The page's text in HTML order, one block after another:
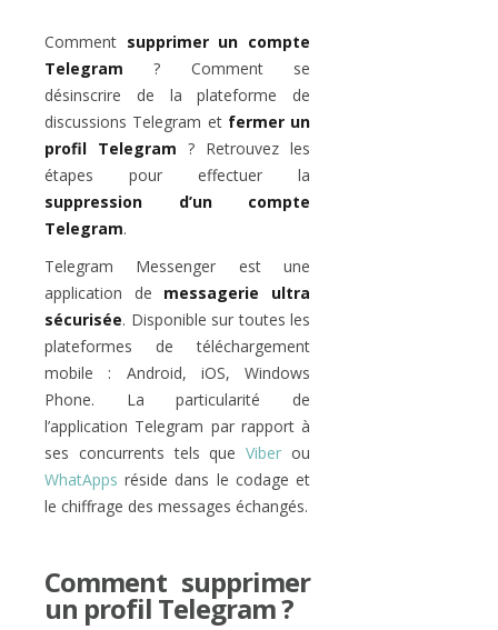
Comment supprimer un compte
Telegram ? Comment se
désinscrire de la plateforme de
discussions Telegram et fermer un
profil Telegram ? Retrouvez les
étapes pour effectuer la
suppression d’un compte
Telegram.
Telegram Messenger est une
application de messagerie ultra
sécurisée. Disponible sur toutes les
plateformes de téléchargement
mobile : Android, iOS, Windows
Phone. La particularité de
l’application Telegram par rapport à
ses concurrents tels queViber ou
WhatApps réside dans le codage et
le chiffrage des messages échangés.
Comment supprimer
un profil Telegram ?